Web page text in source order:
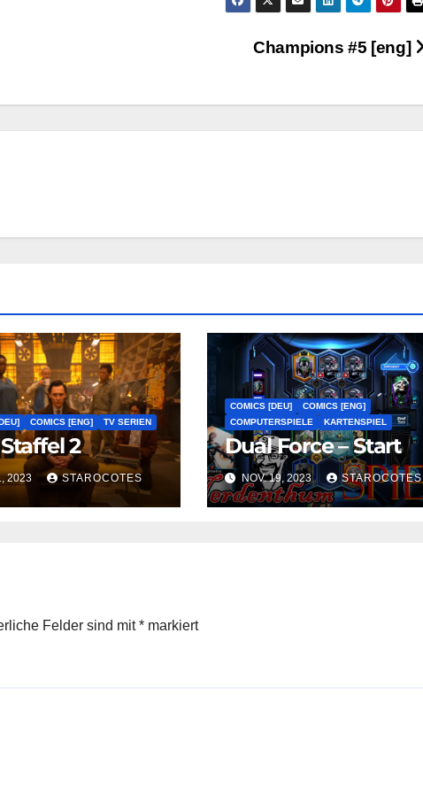
Champions #5 [eng]
COMICS [ENG] TV SERIEN
2
2023 STAROCOTES
COMICS [DEU]
COMICS [ENG]
COMPUTERSPIELE
KARTENSPIEL
Dual Force – Start
NOV. 19, 2023 STAROCOTES
Felder sind mit* markiert